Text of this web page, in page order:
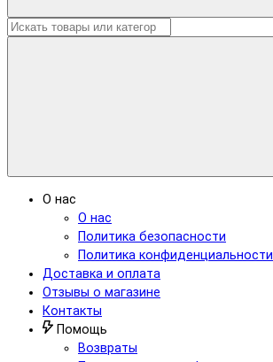
О нас
О нас
Политика безопасности
Политика конфиденциальности
Доставка и оплата
Отзывы о магазине
Контакты
Помощь
Возвраты